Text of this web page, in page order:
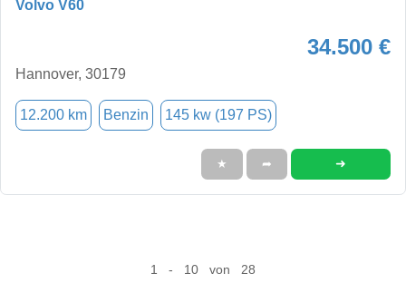
Volvo V60
34.500 €
Hannover, 30179
12.200 km Benzin 145 kw (197 PS)
★ ➦ ➜
1 - 10 von 28